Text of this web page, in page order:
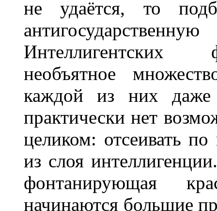
не удаётся, то
Интеллигентских
необъятное
каждой из них даже
практически нет
целиком: отсеивать
из слоя
фонтанирующая
начинаются большие